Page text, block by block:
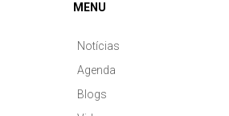
MENU
Notícias
Agenda
Blogs